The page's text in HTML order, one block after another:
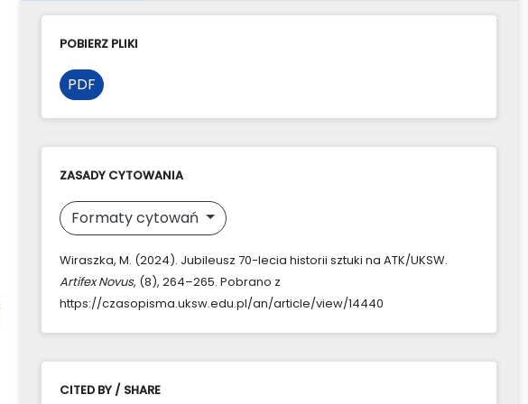
POBIERZ PLIKI
PDF
ZASADY CYTOWANIA
Formaty cytowań
Wiraszka, M. (2024). Jubileusz 70-lecia historii sztuki na ATK/UKSW.
Artifex Novus, (8), 264–265. Pobrano z
https://czasopisma.uksw.edu.pl/an/article/view/14440
CITED BY / SHARE